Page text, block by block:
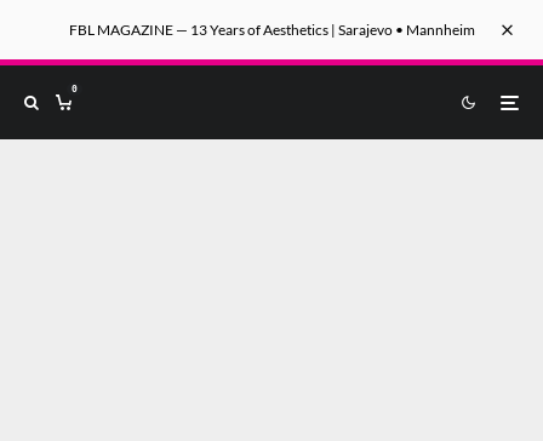
FBL MAGAZINE — 13 Years of Aesthetics | Sarajevo • Mannheim
0